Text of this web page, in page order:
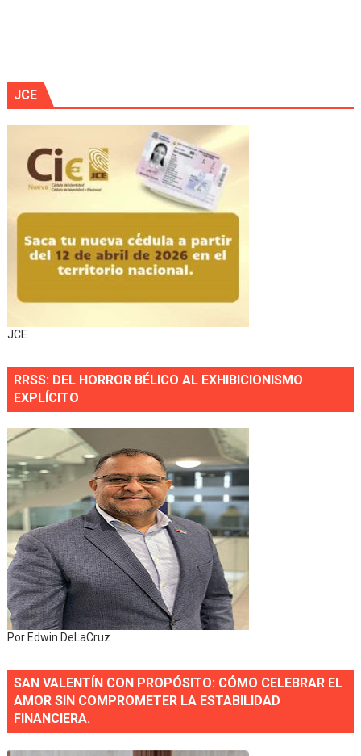
JCE
JCE
RRSS: DEL HORROR BÉLICO AL EXHIBICIONISMO
EXPLÍCITO
Por Edwin DeLaCruz
SAN VALENTÍN CON PROPÓSITO: CÓMO CELEBRAR EL
AMOR SIN COMPROMETER LA ESTABILIDAD
FINANCIERA.